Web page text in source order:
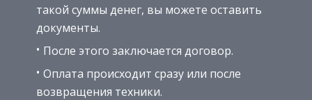
такой суммы денег, вы можете оставить
документы.
После этого заключается договор.
Оплата происходит сразу или после
возвращения техники.